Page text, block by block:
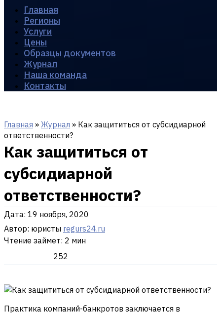
Главная
Регионы
Услуги
Цены
Образцы документов
Журнал
Наша команда
Контакты
Главная » Журнал » Как защититься от субсидиарной
ответственности?
Как защититься от
субсидиарной
ответственности?
Дата: 19 ноября, 2020
Автор: юристы regurs24.ru
Чтение займет: 2 мин
252
Практика компаний-банкротов заключается в